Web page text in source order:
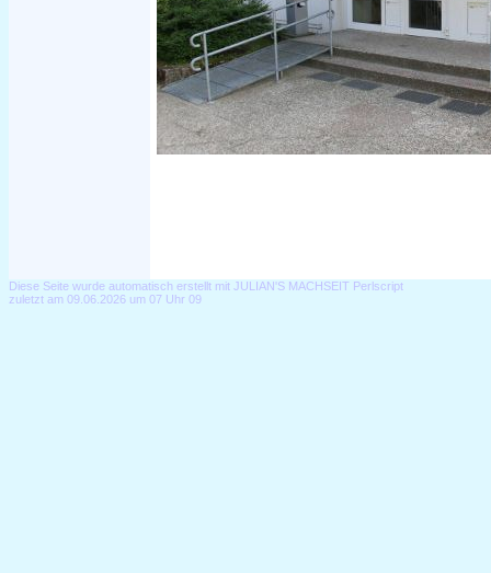
Diese Seite wurde automatisch erstellt mit JULIAN'S MACHSEIT Perlscript
zuletzt am 09.06.2026 um 07 Uhr 09